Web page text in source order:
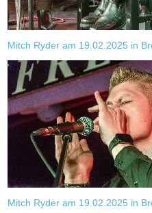
Mitch Ryder am 19.02.2025 in
Mitch Ryder am 19.02.2025 in